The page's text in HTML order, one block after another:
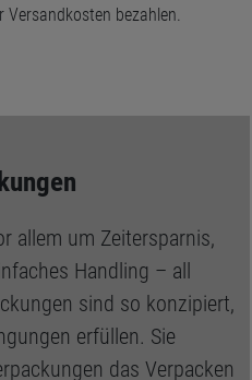
Versandkosten bezahlen.
allem um Zeitersparnis,
Handling – all
sind so konzipiert,
erfüllen. Sie
das Verpacken